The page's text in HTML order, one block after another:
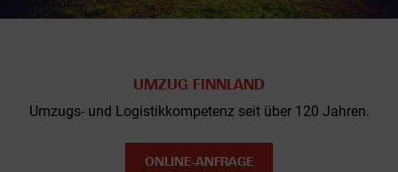
UMZUG FINNLAND
Umzugs- und Logistikkompetenz seit über 120 Jahren.
ONLINE-ANFRAGE